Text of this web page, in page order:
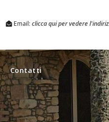
Email: clicca qui per vedere
Contatti